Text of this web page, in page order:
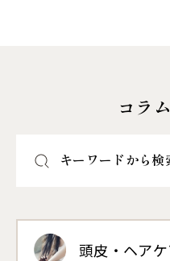
コラ
キーワードから検
頭皮・ヘア